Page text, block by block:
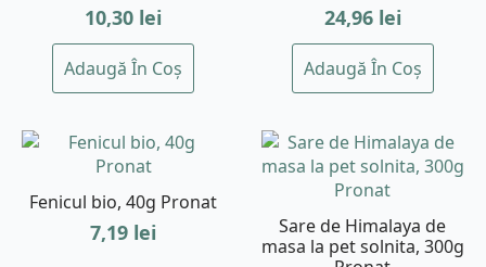
10,30 lei
Adaugă În Coș
24,96 lei
Adaugă În Coș
Fenicul bio, 40g Pronat
7,19 lei
Sare de Himalaya de
masa la pet solnita, 300g